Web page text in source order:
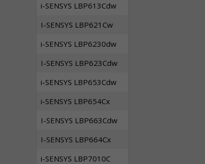
i-SENSYS LBP613Cdw
I-SENSYS LBP621Cw
i-SENSYS LBP6230dw
I-SENSYS LBP623Cdw
i-SENSYS LBP653Cdw
i-SENSYS LBP654Cx
I-SENSYS LBP663Cdw
I-SENSYS LBP664Cx
i-SENSYS LBP7010C